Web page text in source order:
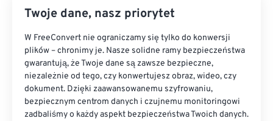
Twoje dane, nasz priorytet
W FreeConvert nie ograniczamy się tylko do konwersji
plików – chronimy je. Nasze solidne ramy bezpieczeństwa
gwarantują, że Twoje dane są zawsze bezpieczne,
niezależnie od tego, czy konwertujesz obraz, wideo, czy
dokument. Dzięki zaawansowanemu szyfrowaniu,
bezpiecznym centrom danych i czujnemu monitoringowi
zadbaliśmy o każdy aspekt bezpieczeństwa Twoich danych.